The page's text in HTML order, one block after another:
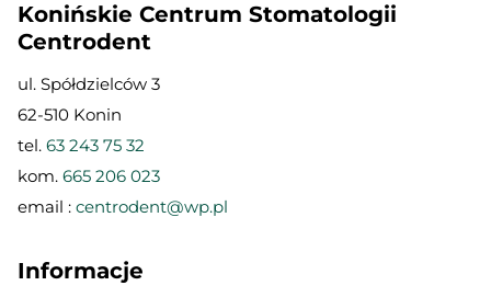
Konińskie Centrum Stomatologii
Centrodent
ul. Spółdzielców 3
62-510 Konin
tel. 63 243 75 32
kom. 665 206 023
email : centrodent@wp.pl
Informacje